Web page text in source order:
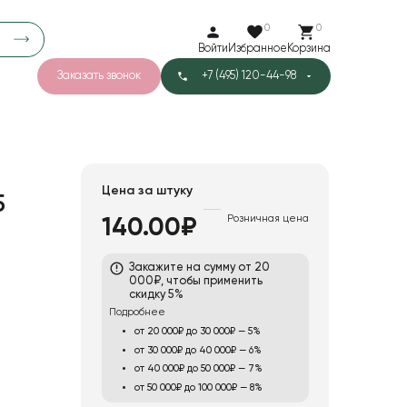
Войти
0
Избранное
0
Корзина
Заказать звонок +7 (495) 120-44-98
Цена за штуку
140.00₽ Розничная цена
Закажите на сумму от 20
000₽, чтобы применить
скидку 5%
Подробнее
от 20 000₽ до 30 000₽ — 5%
от 30 000₽ до 40 000₽ — 6%
от 40 000₽ до 50 000₽ — 7%
от 50 000₽ до 100 000₽ — 8%